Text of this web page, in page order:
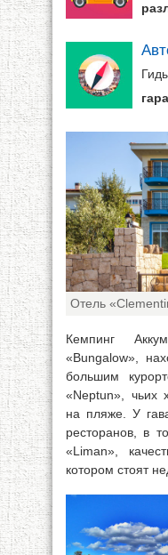
Отель
Кемпинг
«Bungalow»,
большим
«Neptun», чьих
на пляже. У
ресторанов, в
«Liman»,
котором стоят